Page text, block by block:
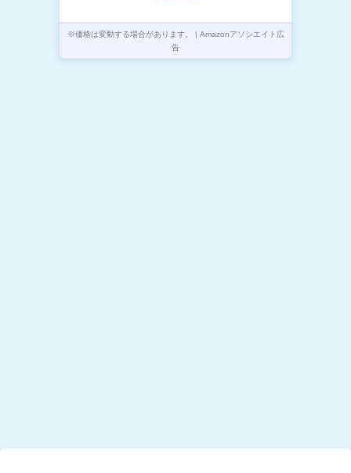
※価格は変動する場合があります。 | Amazonアソシエイト広
告